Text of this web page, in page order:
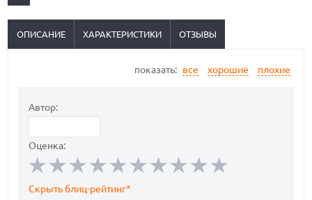
ОПИСАНИЕ ХАРАКТЕРИСТИКИ ОТЗЫВЫ
показать: все хорошие плохие
Автор:
Оценка:
Скрыть блиц-рейтинг*